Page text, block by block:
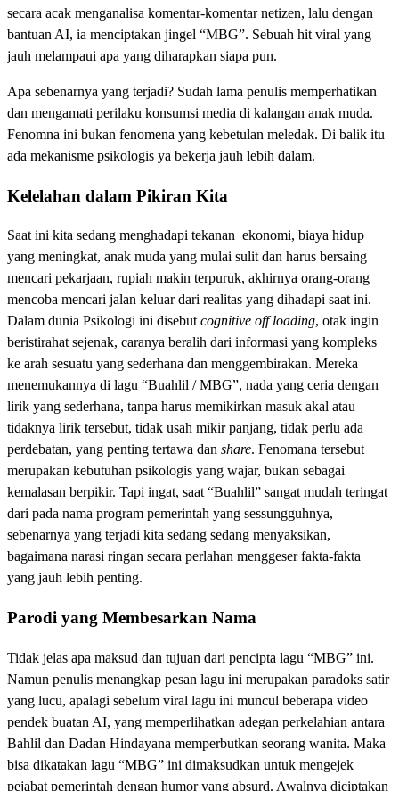
secara acak menganalisa komentar-komentar netizen, lalu dengan
bantuan AI, ia menciptakan jingel “MBG”. Sebuah hit viral yang
jauh melampaui apa yang diharapkan siapa pun.
Apa sebenarnya yang terjadi? Sudah lama penulis memperhatikan
dan mengamati perilaku konsumsi media di kalangan anak muda.
Fenomna ini bukan fenomena yang kebetulan meledak. Di balik itu
ada mekanisme psikologis ya bekerja jauh lebih dalam.
Kelelahan dalam Pikiran Kita
Saat ini kita sedang menghadapi tekanan ekonomi, biaya hidup
yang meningkat, anak muda yang mulai sulit dan harus bersaing
mencari pekarjaan, rupiah makin terpuruk, akhirnya orang-orang
mencoba mencari jalan keluar dari realitas yang dihadapi saat ini.
Dalam dunia Psikologi ini disebut cognitive off loading, otak ingin
beristirahat sejenak, caranya beralih dari informasi yang kompleks
ke arah sesuatu yang sederhana dan menggembirakan. Mereka
menemukannya di lagu “Buahlil / MBG”, nada yang ceria dengan
lirik yang sederhana, tanpa harus memikirkan masuk akal atau
tidaknya lirik tersebut, tidak usah mikir panjang, tidak perlu ada
perdebatan, yang penting tertawa dan share. Fenomana tersebut
merupakan kebutuhan psikologis yang wajar, bukan sebagai
kemalasan berpikir. Tapi ingat, saat “Buahlil” sangat mudah teringat
dari pada nama program pemerintah yang sessungguhnya,
sebenarnya yang terjadi kita sedang sedang menyaksikan,
bagaimana narasi ringan secara perlahan menggeser fakta-fakta
yang jauh lebih penting.
Parodi yang Membesarkan Nama
Tidak jelas apa maksud dan tujuan dari pencipta lagu “MBG” ini.
Namun penulis menangkap pesan lagu ini merupakan paradoks satir
yang lucu, apalagi sebelum viral lagu ini muncul beberapa video
pendek buatan AI, yang memperlihatkan adegan perkelahian antara
Bahlil dan Dadan Hindayana memperbutkan seorang wanita. Maka
bisa dikatakan lagu “MBG” ini dimaksudkan untuk mengejek
pejabat pemerintah dengan humor yang absurd. Awalnya diciptakan